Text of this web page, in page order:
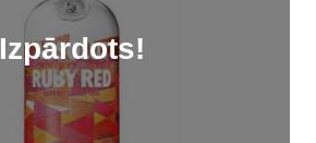
Izpārdots!